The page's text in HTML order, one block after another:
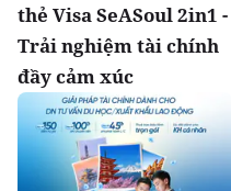
thẻ Visa SeASoul 2in1 -
Trải nghiệm tài chính
đầy cảm xúc